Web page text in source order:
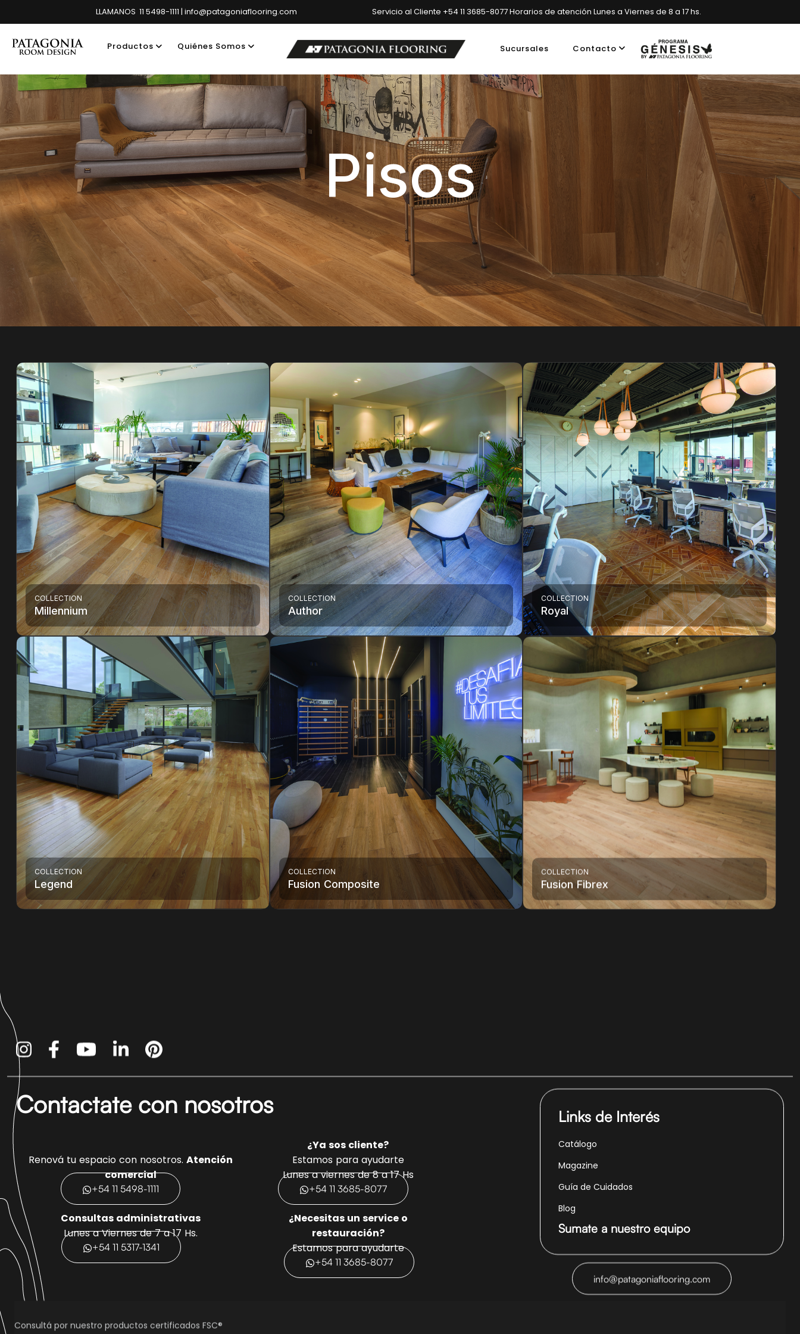
LLAMANOS 11 5498-1111 | info@patagoniaflooring.com Servicio al Cliente +54 11 3685-8077 Horarios de atención Lunes a Viernes de 8 a 17 hs.
Productos Quiénes Somos Sucursales Contacto
Pisos
COLLECTION
Millennium
COLLECTION
Author
COLLECTION
Royal
COLLECTION
Legend
COLLECTION
Fusion Composite
COLLECTION
Fusion Fibrex
Contactate con nosotros
Renová tu espacio con nosotros. Atención
comercial
+54 11 5498-1111
Consultas administrativas
Lunes a Viernes de 7 a 17 Hs.
+54 11 5317-1341
¿Ya sos cliente?
Estamos para ayudarte
Lunes a viernes de 8 a 17 Hs
+54 11 3685-8077
¿Necesitas un service o
restauración?
Estamos para ayudarte
+54 11 3685-8077
Links de Interés
Catálogo
Magazine
Guía de Cuidados
Blog
Sumate a nuestro equipo
info@patagoniaflooring.com
Consultá por nuestro productos certificados FSC®
Showroom principal: Av. del Libertador 6699, Ciudad Autónoma de Buenos Aires, Argentina